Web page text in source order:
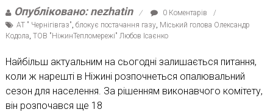
Опубліковано: nezhatin
0 Коментарів
АТ " Чернігівгаз" блокує постачання газу, Міський голова Олександр
Кодола ТОВ "НіжинТепломережі" Любов Ісаєнко
Найбільш актуальним на сьогодні залишається питання,
коли ж нарешті в Ніжині розпочнеться опалювальний
сезон для населення. За рішенням виконавчого комітету,
він розпочався ще 18